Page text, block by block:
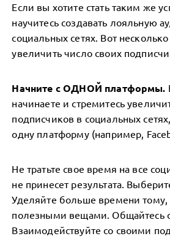
Если вы хотите стать таким же
научитесь создавать лояльную
социальных сетях. Вот
увеличить число своих
Начните с ОДНОЙ платформы.
начинаете и стремитесь
подписчиков в социальных
одну платформу (например,
Не тратьте свое время на все
не принесет результата.
Уделяйте больше времени тому,
полезными вещами. Общайтесь
Взаимодействуйте со своими